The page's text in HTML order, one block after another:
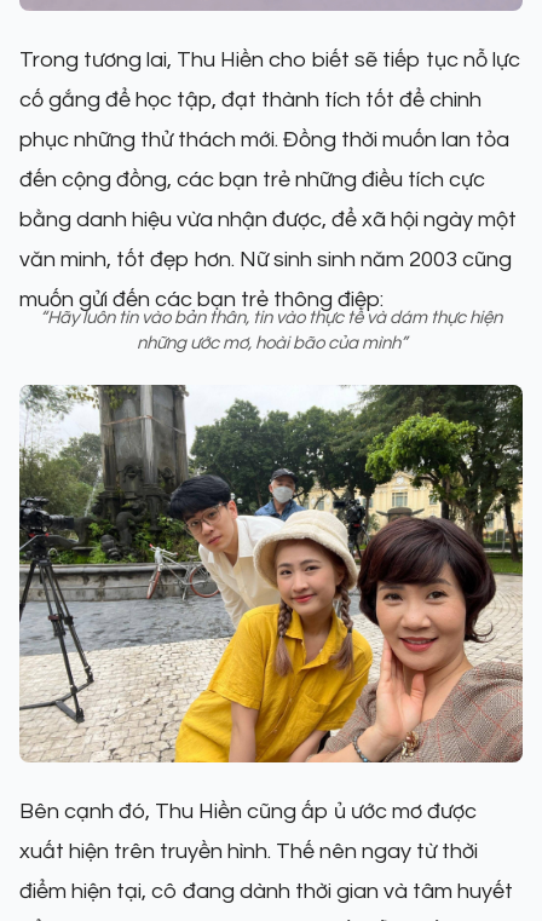
Trong tương lai, Thu Hiền cho biết sẽ tiếp tục nỗ lực
cố gắng để học tập, đạt thành tích tốt để chinh
phục những thử thách mới. Đồng thời muốn lan tỏa
đến cộng đồng, các bạn trẻ những điều tích cực
bằng danh hiệu vừa nhận được, để xã hội ngày một
văn minh, tốt đẹp hơn. Nữ sinh sinh năm 2003 cũng
muốn gửi đến các bạn trẻ thông điệp:
“Hãy luôn tin vào bản thân, tin vào thực tế và dám thực hiện
những ước mơ, hoài bão của mình”
Bên cạnh đó, Thu Hiền cũng ấp ủ ước mơ được
xuất hiện trên truyền hình. Thế nên ngay từ thời
điểm hiện tại, cô đang dành thời gian và tâm huyết